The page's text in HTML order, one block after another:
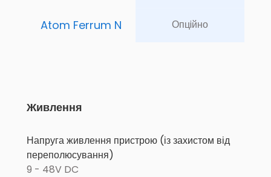
Atom Ferrum N Опцiйно
Живлення
Напруга живлення пристрою (із захистом від
переполюсування)
9 - 48V DC